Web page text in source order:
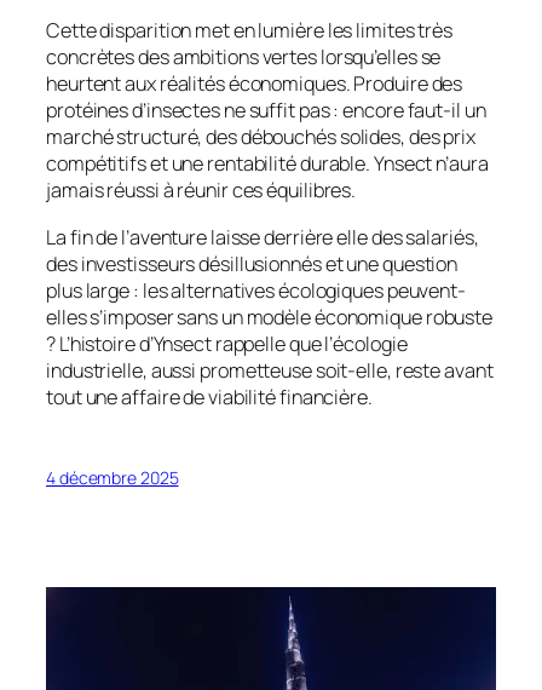
Cette disparition met en lumière les limites très
concrètes des ambitions vertes lorsqu’elles se
heurtent aux réalités économiques. Produire des
protéines d’insectes ne suffit pas : encore faut-il un
marché structuré, des débouchés solides, des prix
compétitifs et une rentabilité durable. Ynsect n’aura
jamais réussi à réunir ces équilibres.
La fin de l’aventure laisse derrière elle des salariés,
des investisseurs désillusionnés et une question
plus large : les alternatives écologiques peuvent-
elles s’imposer sans un modèle économique robuste
? L’histoire d’Ynsect rappelle que l’écologie
industrielle, aussi prometteuse soit-elle, reste avant
tout une affaire de viabilité financière.
4 décembre 2025